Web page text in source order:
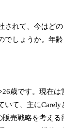
されて、今はど
でしょうか。年
26歳です。現在
いて、主にCarely
売戦略を考える